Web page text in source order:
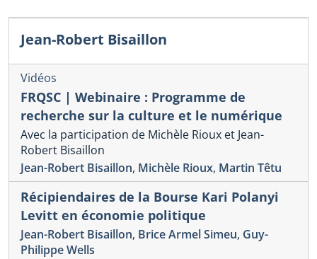
Jean-Robert Bisaillon
Vidéos
FRQSC | Webinaire : Programme de
recherche sur la culture et le numérique
Avec la participation de Michèle Rioux et Jean-
Robert Bisaillon
Jean-Robert Bisaillon, Michèle Rioux, Martin Têtu
Récipiendaires de la Bourse Kari Polanyi
Levitt en économie politique
Jean-Robert Bisaillon, Brice Armel Simeu, Guy-
Philippe Wells